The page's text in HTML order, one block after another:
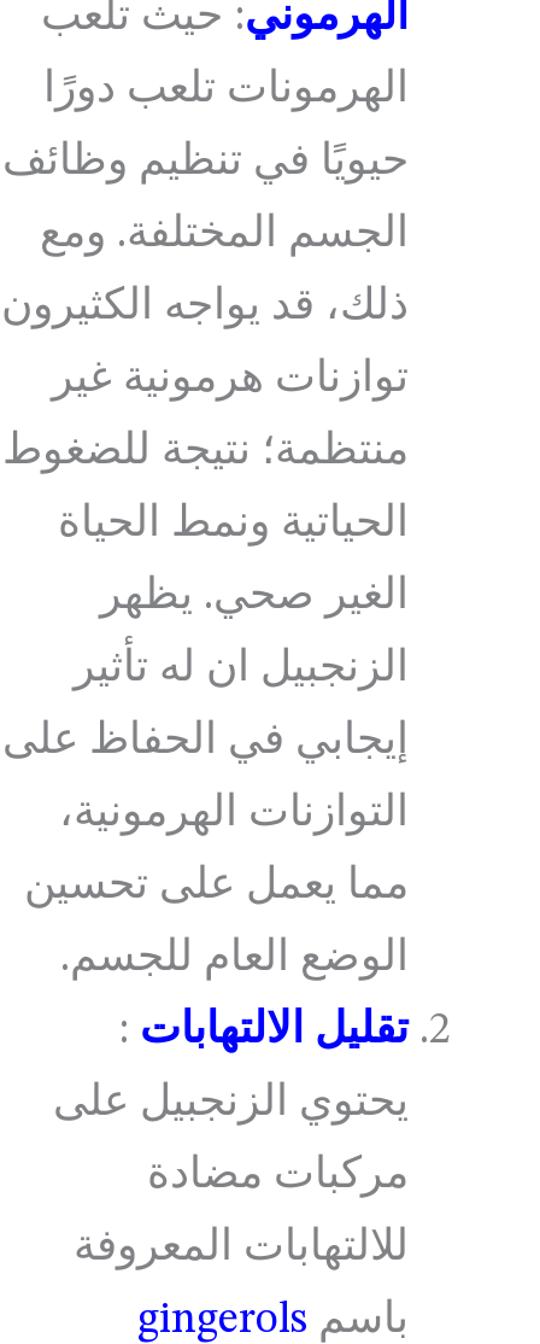
الهرموني: حيث تلعب
الهرمونات تلعب دورًا
حيويًا في تنظيم وظائف
الجسم المختلفة. ومع
ذلك، قد يواجه الكثيرون
توازنات هرمونية غير
منتظمة؛ نتيجة للضغوط
الحياتية ونمط الحياة
الغير صحي. يظهر
الزنجبيل ان له تأثير
إيجابي في الحفاظ على
التوازنات الهرمونية،
مما يعمل على تحسين
الوضع العام للجسم.
تقليل الالتهابات :
يحتوي الزنجبيل على
مركبات مضادة
للالتهابات المعروفة
باسم gingerols